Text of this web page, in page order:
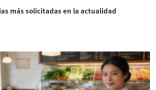
más solicitadas en la actualidad